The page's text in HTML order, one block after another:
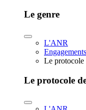
Le genre
L'ANR
Engagements
Le protocole
Le protocole